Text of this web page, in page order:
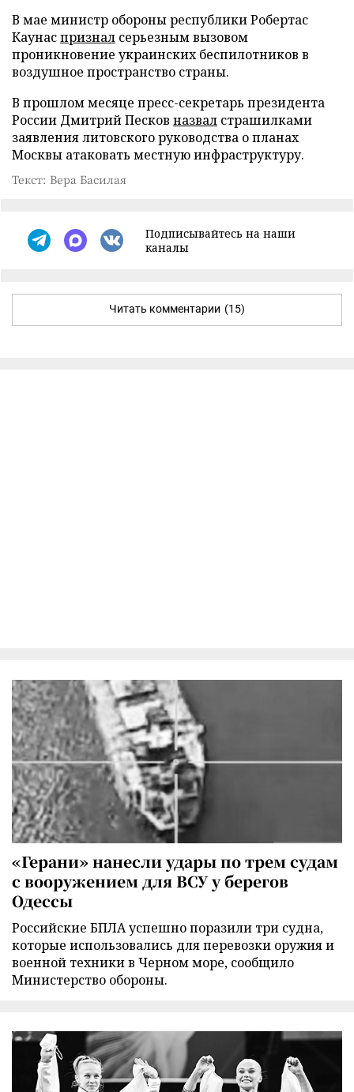
В мае министр обороны республики Робертас
Каунаспризнал серьезным вызовом
проникновение украинских беспилотников в
воздушное пространство страны.
В прошлом месяце пресс-секретарь президента
России Дмитрий Песков назвал страшилками
заявления литовского руководства о планах
Москвы атаковать местную инфраструктуру.
Текст: Вера Басилая
Подписывайтесь на наши
каналы
Читать комментарии (15)
«Герани» нанесли удары по трем судам
с вооружением для ВСУ у берегов
Одессы
Российские БПЛА успешно поразили три судна,
которые использовались для перевозки оружия и
военной техники в Черном море, сообщило
Министерство обороны.